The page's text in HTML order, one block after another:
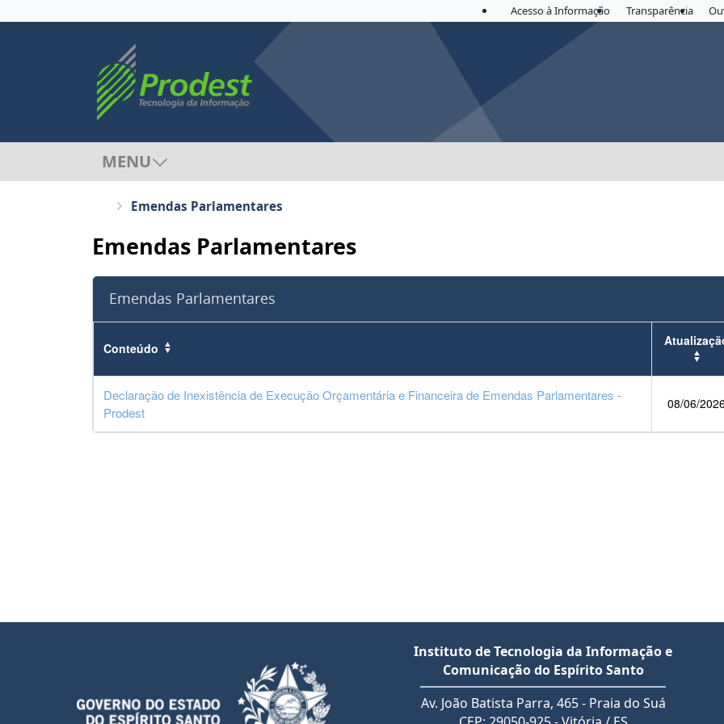
Acesso à Informação Transparência
MENU
Emendas Parlamentares
Emendas Parlamentares
Emendas Parlamentares
Conteúdo
Declaração de Inexistência de Execução Orçamentária e Financeira de Emendas Parlamentares -
Prodest
08/06/
Instituto de Tecnologia da Informação e
Comunicação do Espírito Santo
Av. João Batista Parra, 465 - Praia do Suá